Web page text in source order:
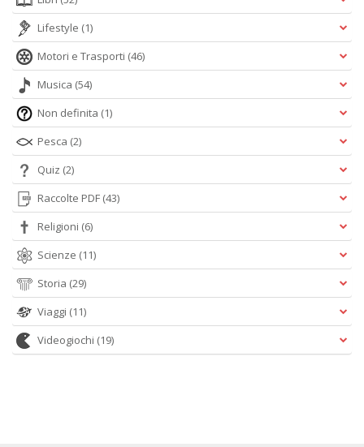
Lifestyle (1)
Motori e Trasporti (46)
Musica (54)
Non definita (1)
Pesca (2)
Quiz (2)
Raccolte PDF (43)
Religioni (6)
Scienze (11)
Storia (29)
Viaggi (11)
Videogiochi (19)